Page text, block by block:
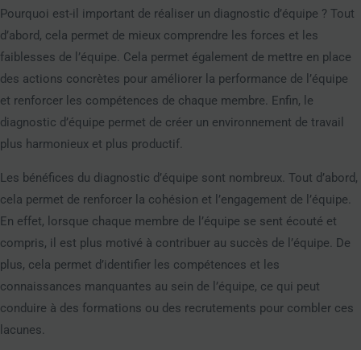
Pourquoi est-il important de réaliser un diagnostic d’équipe ? Tout
d’abord, cela permet de mieux comprendre les forces et les
faiblesses de l’équipe. Cela permet également de mettre en place
des actions concrètes pour améliorer la performance de l’équipe
et renforcer les compétences de chaque membre. Enfin, le
diagnostic d’équipe permet de créer un environnement de travail
plus harmonieux et plus productif.
Les bénéfices du diagnostic d’équipe sont nombreux. Tout d’abord,
cela permet de renforcer la cohésion et l’engagement de l’équipe.
En effet, lorsque chaque membre de l’équipe se sent écouté et
compris, il est plus motivé à contribuer au succès de l’équipe. De
plus, cela permet d’identifier les compétences et les
connaissances manquantes au sein de l’équipe, ce qui peut
conduire à des formations ou des recrutements pour combler ces
lacunes.